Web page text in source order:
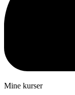
Mine kurser